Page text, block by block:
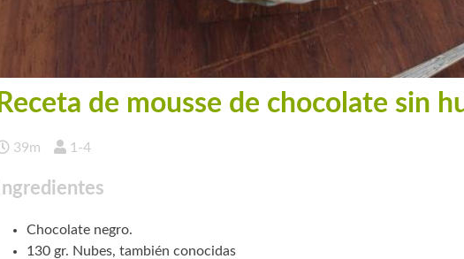
Receta de mousse de chocolate sin
39m 1-4
Ingredientes
Chocolate negro.
130 gr. Nubes, también conocidas